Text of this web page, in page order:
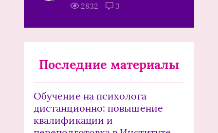
2832
3
Последние материалы
Обучение на психолога
дистанционно: повышение
квалификации и